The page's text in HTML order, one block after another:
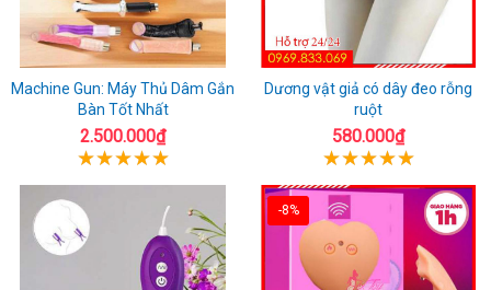
Machine Gun: Máy Thủ Dâm Gắn
Bàn Tốt Nhất
2.500.000₫
Dương vật giả có dây đeo rỗng
ruột
580.000₫
-8%